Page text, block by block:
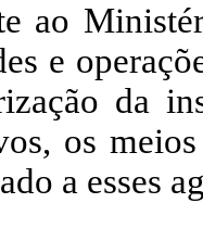
ao
e
da
os
a esses